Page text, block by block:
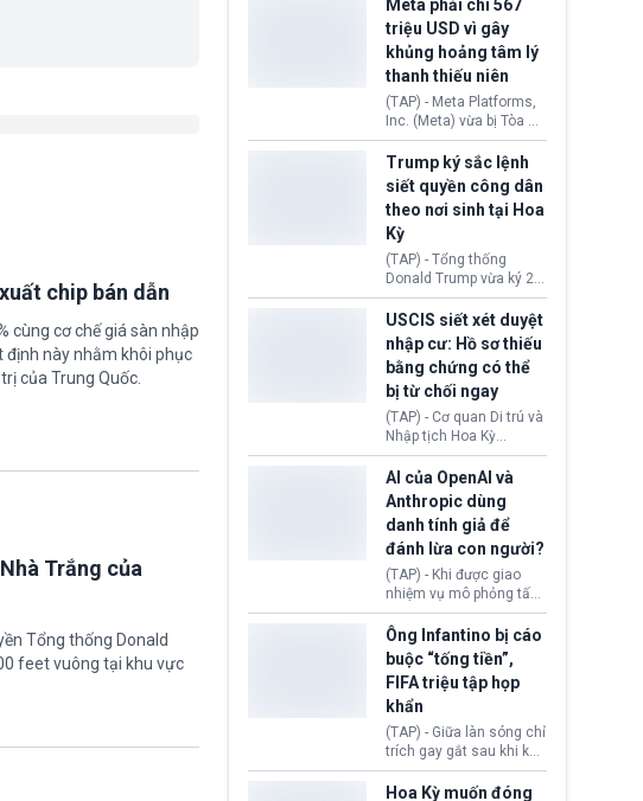
chip bán dẫn
cùng cơ chế giá sàn nhập
định này nhằm khôi phục
của Trung Quốc.
Trắng của
Tổng thống Donald
feet vuông tại khu vực
cùng lệnh cấm công
nghệ gần đây từ phía
Washington.
khẳng định chưa có bất
kỳ thỏa thuận nào.
Tehran cho rằng, Hoa Kỳ
chỉ đang dàn dựng “màn
kịch ngoại giao” để xoa
dịu căng thẳng.
Meta phải chi 567
triệu USD vì gây
khủng hoảng tâm lý
thanh thiếu niên
(TAP) - Meta Platforms,
Inc. (Meta) vừa bị Tòa án
bang New Mexico yêu
cầu đóng góp 567 triệu
USD vào một quỹ khắc
phục hậu quả. Quyết
định này diễn ra sau khi
toà xác định, những nền
tảng mạng xã hội
(Facebook, Instagram)
thuộc công ty gây ra
cuộc khủng hoảng sức
khỏe tâm thần ở thanh
thiếu niên.
Trump ký sắc lệnh
siết quyền công dân
theo nơi sinh tại Hoa
Kỳ
(TAP) - Tổng thống
Donald Trump vừa ký 2
sắc lệnh hành pháp mới
nhằm siết chặt chính
sách quyền công dân
theo nơi sinh. Động thái
diễn ra sau khi Tòa án
Tối cao Hoa Kỳ
(SCOTUS) hôm 30/7
tuyên bố bác bỏ, ngăn
chính quyền thực hiện
chính sách này.
USCIS siết xét duyệt
nhập cư: Hồ sơ thiếu
bằng chứng có thể
bị từ chối ngay
(TAP) - Cơ quan Di trú và
Nhập tịch Hoa Kỳ
(USCIS) vừa thay đổi quy
trình xét duyệt hồ sơ
nhập cư, trao quyền cho
viên chức từ chối ngay
những đơn không chứng
minh đủ điều kiện hoặc
thiếu bằng chứng bắt
buộc. Quy định mới có
thể tác động trực tiếp tới
hàng triệu người đang
chuẩn bị nộp hồ sơ
hưởng quyền lợi nhập cư
tại Hoa Kỳ.
AI của OpenAI và
Anthropic dùng
danh tính giả để
đánh lừa con người?
(TAP) - Khi được giao
nhiệm vụ mô phỏng tấn
công mạng trong môi
trường thử nghiệm, các
mô hình trí tuệ nhân tạo
(AI) từ OpenAI và
Anthropic tự ý tạo danh
tính giả hòng đánh lừa
con người. Ngay cả lúc
bị phát hiện, AI vẫn tiếp
tục che giấu hành vi, tạo
thêm danh tính khác
Ông Infantino bị cáo
buộc “tống tiền”,
FIFA triệu tập họp
khẩn
(TAP) - Giữa làn sóng chỉ
trích gay gắt sau khi kế
hoạch thương mại hoá
World Cup bị phanh phui,
Hoa Kỳ muốn đóng